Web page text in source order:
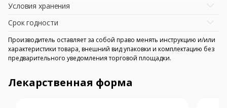
Условия хранения
Срок годности
Производитель оставляет за собой право менять инструкцию и/или
характеристики товара, внешний вид упаковки и комплектацию без
предварительного уведомления торговой площадки.
Лекарственная форма